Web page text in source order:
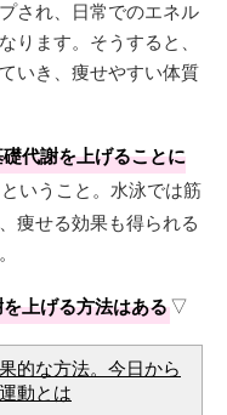
され、日常でのエネル
ります。そうすると、
いき、痩せやすい体質
代謝を上げることに
いうこと。水泳では筋
痩せる効果も得られる
上げる方法はある▽
的な方法。今日から
動とは